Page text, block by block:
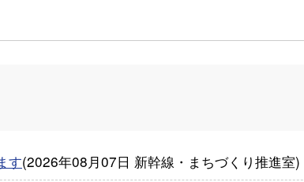
す(2026年08月07日 新幹線・まちづくり推進室)